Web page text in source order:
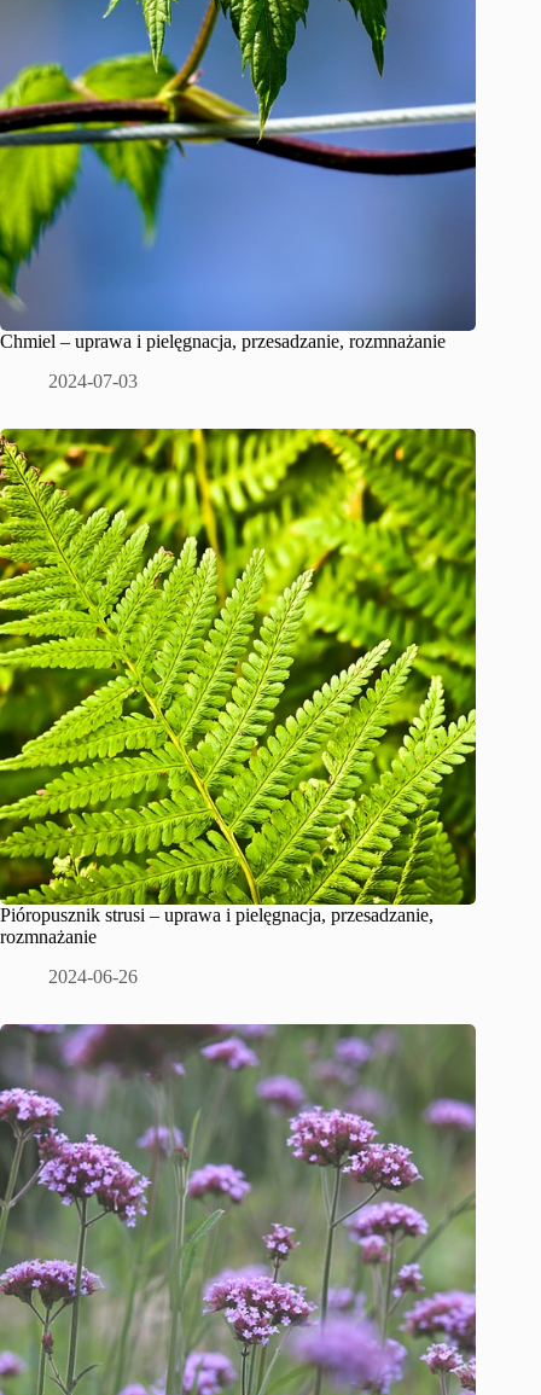
Chmiel – uprawa i pielęgnacja, przesadzanie, rozmnażanie
2024-07-03
Pióropusznik strusi – uprawa i pielęgnacja, przesadzanie,
rozmnażanie
2024-06-26